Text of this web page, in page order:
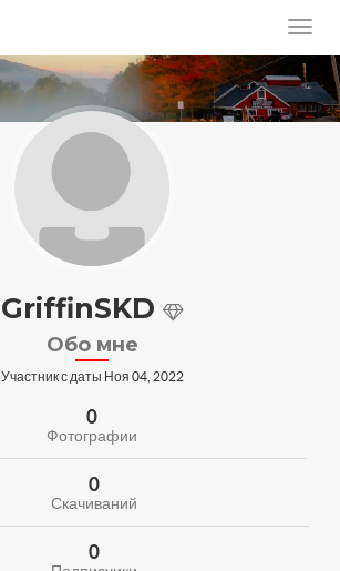
GriffinSKD
Обо мне
Участник с даты Ноя 04, 2022
0
Фотографии
0
Скачиваний
0